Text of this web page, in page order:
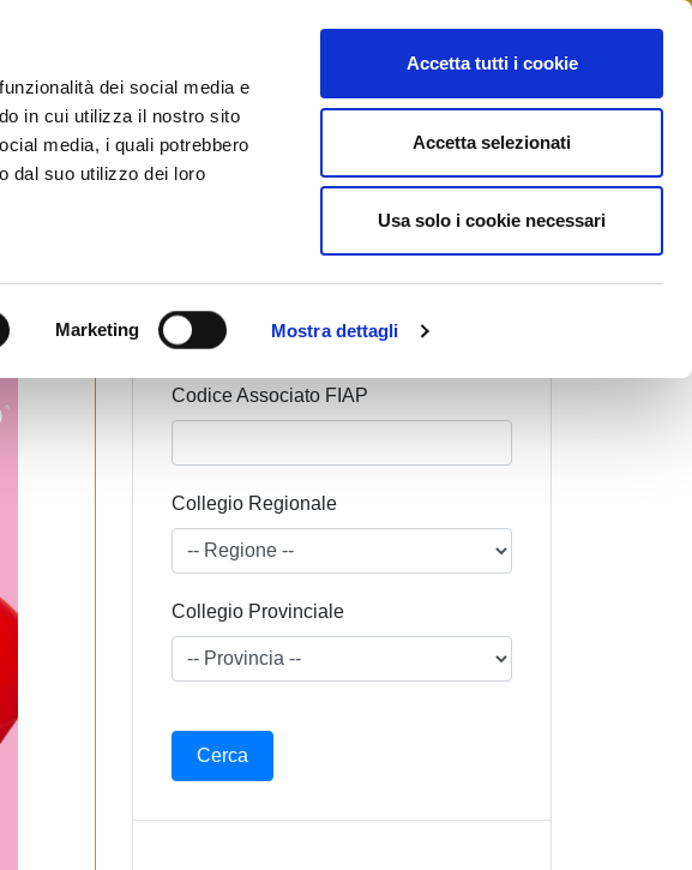
dei social media e
in cui utilizza il nostro sito
media, i quali potrebbero
dal suo utilizzo dei loro
Marketing Mostra dettagli
Accetta tutti i cookie
Accetta selezionati
Usa solo i cookie necessari
Cognome Associato
Nome Associato
Codice Associato FIAP
Collegio Regionale
Collegio Provinciale